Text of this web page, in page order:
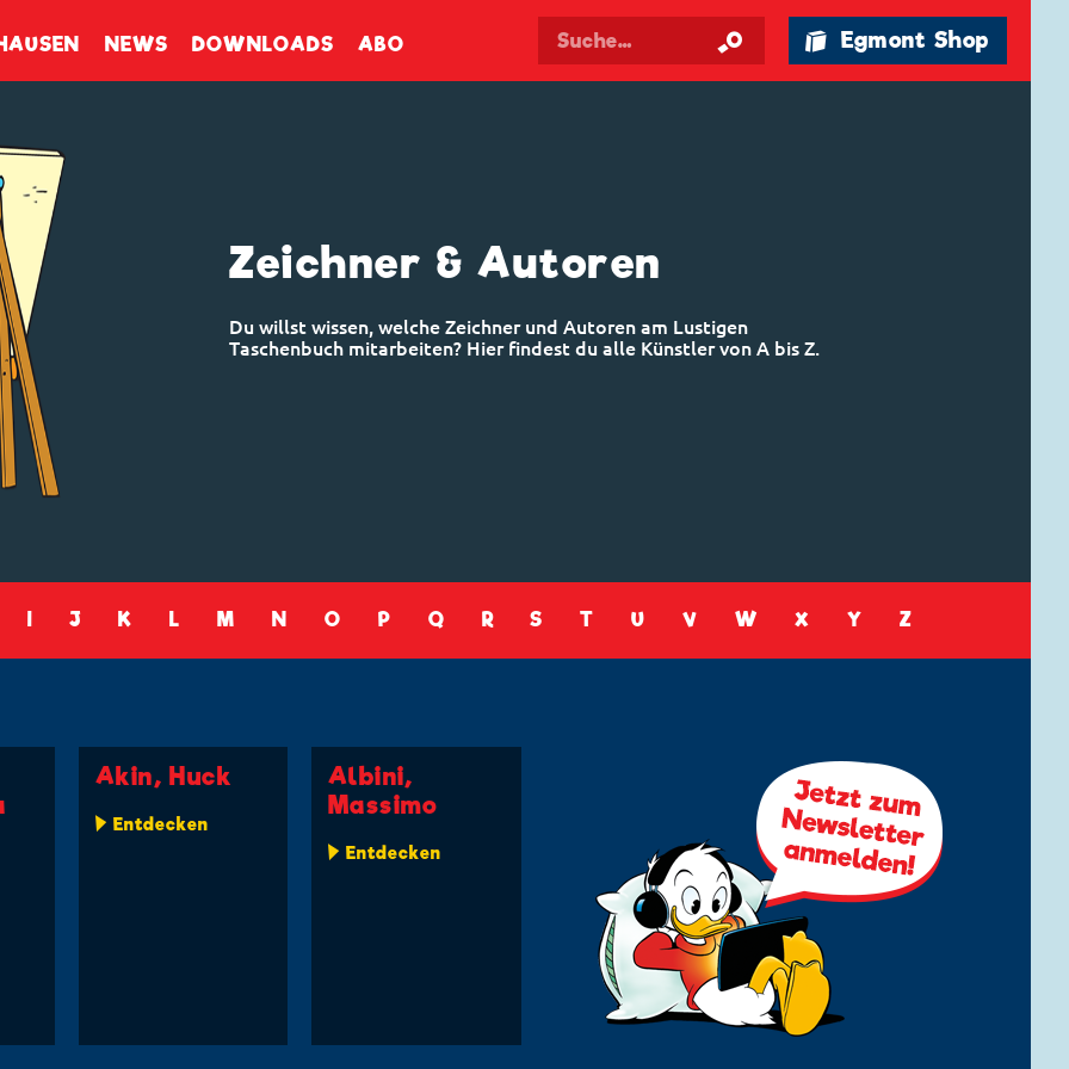
NEWS DOWNLOADS ABO 🛍 Egmont Shop
Zeichner & Autoren
Du willst wissen, welche Zeichner und Autoren am Lustigen
Taschenbuch mitarbeiten? Hier findest du alle Künstler von A bis Z.
J K L M N O P Q R S T U V W X Y Z
Akin, Huck
Entdecken
Albini,
Massimo
Entdecken